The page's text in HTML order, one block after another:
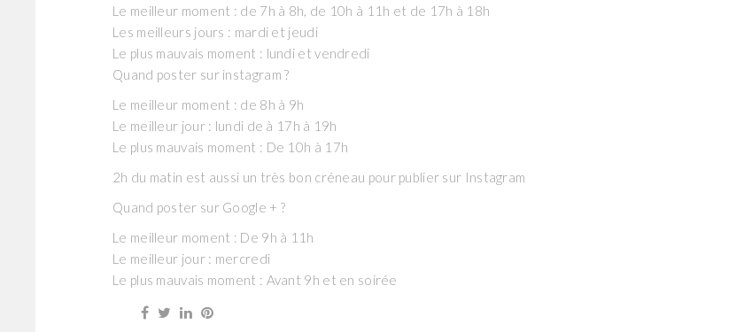
Le meilleur moment : de 7h à 8h, de 10h à 11h et de 17h à 18h
Les meilleurs jours : mardi et jeudi
Le plus mauvais moment : lundi et vendredi
Quand poster sur instagram ?
Le meilleur moment : de 8h à 9h
Le meilleur jour : lundi de à 17h à 19h
Le plus mauvais moment : De 10h à 17h
2h du matin est aussi un très bon créneau pour publier sur Instagram
Quand poster sur Google + ?
Le meilleur moment : De 9h à 11h
Le meilleur jour : mercredi
Le plus mauvais moment : Avant 9h et en soirée